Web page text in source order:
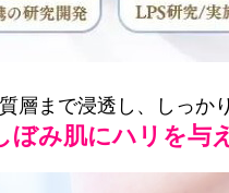
層まで浸透し、しっか
ぼみ肌にハリを与